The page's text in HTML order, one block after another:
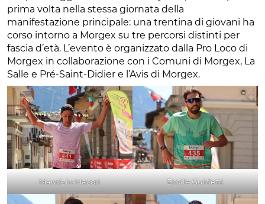
prima volta nella stessa giornata della
manifestazione principale: una trentina di giovani ha
corso intorno a Morgex su tre percorsi distinti per
fascia d’età. L’evento è organizzato dalla Pro Loco di
Morgex in collaborazione con i Comuni di Morgex, La
Salle e Pré-Saint-Didier e l’Avis di Morgex.
Maurizio Macori Emile Guidetti